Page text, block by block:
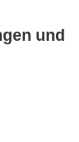
und